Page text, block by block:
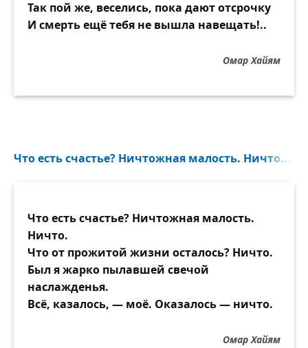
Так пой же, веселись, пока дают отсрочку
И смерть ещё тебя не вышла навещать!..
Омар Хайям
Что есть счастье? Ничтожная малость. Ничто...
Что есть счастье? Ничтожная малость.
Ничто.
Что от прожитой жизни осталось? Ничто.
Был я жарко пылавшей свечой
наслажденья.
Всё, казалось, — моё. Оказалось — ничто.
Омар Хайям